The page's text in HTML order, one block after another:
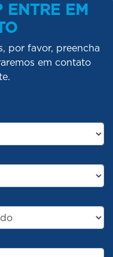
ENTRE EM
por favor, preencha
em contato